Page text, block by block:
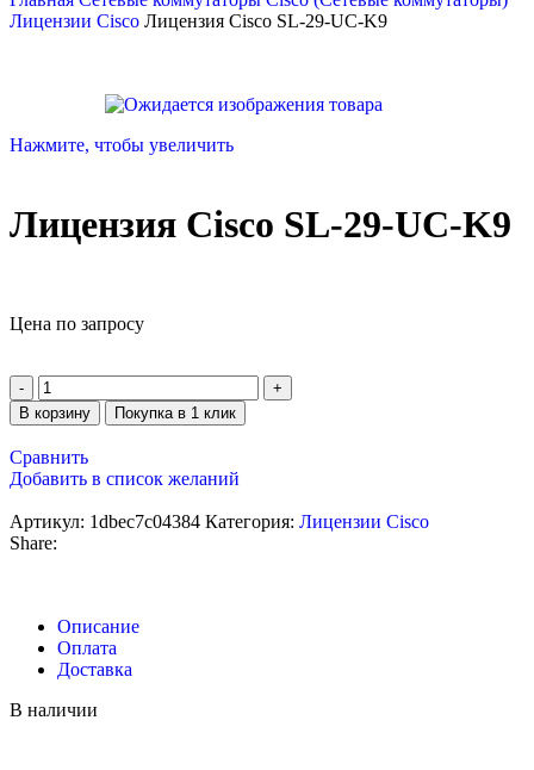
Лицензии Cisco Лицензия Cisco SL-29-UC-K9
Нажмите, чтобы увеличить
Лицензия Cisco SL-29-UC-K9
Цена по запросу
В корзину Покупка в 1 клик
Сравнить
Добавить в список желаний
Артикул: 1dbec7c04384 Категория: Лицензии Cisco
Share:
Описание
Оплата
Доставка
В наличии